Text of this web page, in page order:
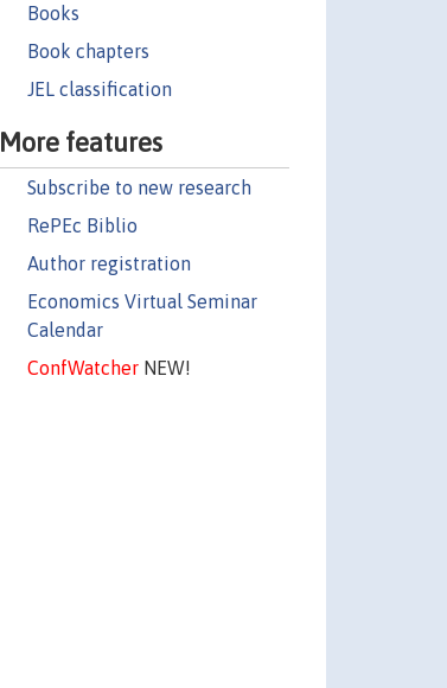
Books
Book chapters
JEL classification
More features
Subscribe to new research
RePEc Biblio
Author registration
Economics Virtual Seminar
Calendar
ConfWatcherNEW!